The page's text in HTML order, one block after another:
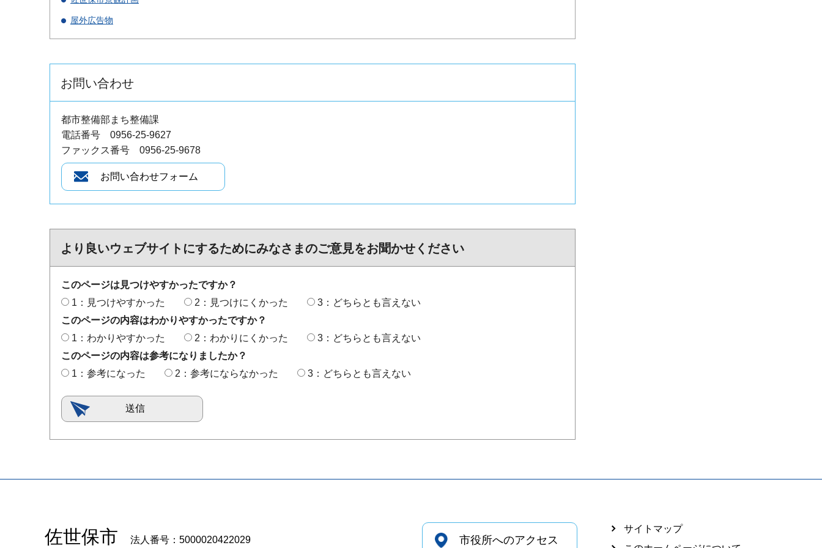
屋外広告物
お問い合わせ
都市整備部まち整備課
電話番号 0956-25-9627
ファックス番号 0956-25-9678
より良いウェブサイトにするためにみなさまのご意見をお聞かせください
このページは見つけやすかったですか？
1：見つけやすかった
2：見つけにくかった
3：どちらとも言えない
このページの内容はわかりやすかったですか？
1：わかりやすかった
2：わかりにくかった
3：どちらとも言えない
このページの内容は参考になりましたか？
1：参考になった
2：参考にならなかった 3：どちらとも言えない
佐世保市 法人番号：5000020422029 市役所へのアクセス
サイトマップ